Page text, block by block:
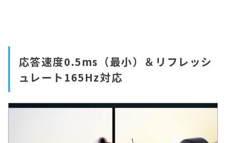
応答速度0.5ms（最小）＆リフレッシ
ュレート165Hz対応